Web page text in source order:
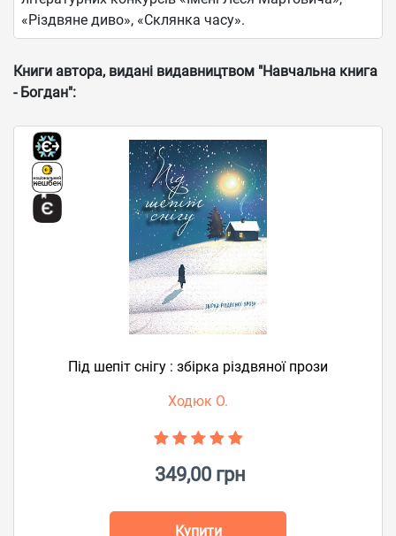
«Різдвяне диво», «Склянка часу».
Книги автора, видані видавництвом "Навчальна книга
- Богдан":
Під шепіт снігу : збірка різдвяної прози
Ходюк О.
349,00 грн
Купити